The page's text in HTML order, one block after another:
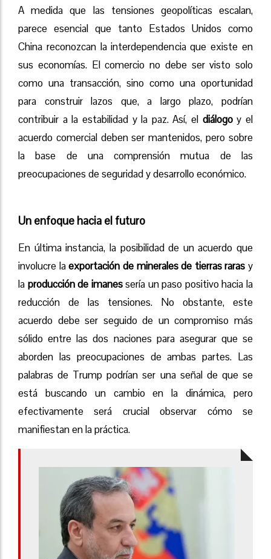
A medida que las tensiones geopolíticas escalan,
parece esencial que tanto Estados Unidos como
China reconozcan la interdependencia que existe en
sus economías. El comercio no debe ser visto solo
como una transacción, sino como una oportunidad
para construir lazos que, a largo plazo, podrían
contribuir a la estabilidad y la paz. Así, el diálogoy el
acuerdo comercial deben ser mantenidos, pero sobre
la base de una comprensión mutua de las
preocupaciones de seguridad y desarrollo económico.
Un enfoque hacia el futuro
En última instancia, la posibilidad de un acuerdo que
involucre laexportación de minerales de tierras raras y
la producción de imanessería un paso positivo hacia la
reducción de las tensiones. No obstante, este
acuerdo debe ser seguido de un compromiso más
sólido entre las dos naciones para asegurar que se
aborden las preocupaciones de ambas partes. Las
palabras de Trump podrían ser una señal de que se
está buscando un cambio en la dinámica, pero
efectivamente será crucial observar cómo se
manifiestan en la práctica.